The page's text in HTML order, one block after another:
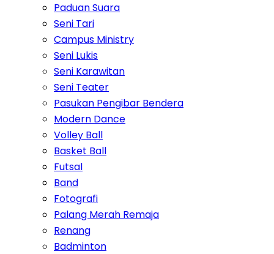
Paduan Suara
Seni Tari
Campus Ministry
Seni Lukis
Seni Karawitan
Seni Teater
Pasukan Pengibar Bendera
Modern Dance
Volley Ball
Basket Ball
Futsal
Band
Fotografi
Palang Merah Remaja
Renang
Badminton